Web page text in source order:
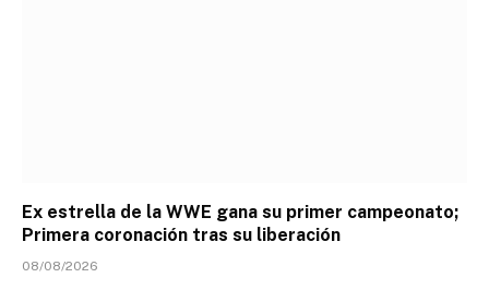
Ex estrella de la WWE gana su primer campeonato;
Primera coronación tras su liberación
08/08/2026